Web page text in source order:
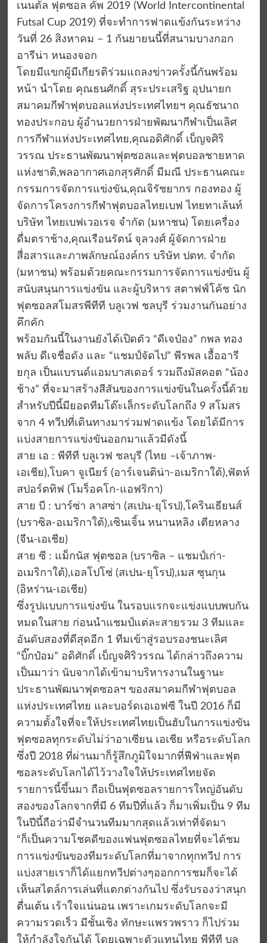
เนนตัล ฟุตซอล คัพ 2019 (World Intercontinental
Futsal Cup 2019) ที่จะทำการฟาดแข้งกันระหว่าง
วันที่ 26 สิงหาคม – 1 กันยายนนี้ที่สนามบางกอก
อารีน่า หนองจอก
โดยมีแขกผู้มีเกียรติร่วมแถลงข่าวครั้งนี้กันพร้อม
หน้า นำโดย คุณธนศักดิ์ สุระประเสริฐ อุปนายก
สมาคมกีฬาฟุตบอลแห่งประเทศไทยฯ คุณธัชนาถ
ทองประกอบ ผู้อำนวยการฝ่ายพัฒนากีฬาเป็นเลิศ
การกีฬาแห่งประเทศไทย,คุณอดิศักดิ์ เบ็ญจศิริ
วรรณ ประธานพัฒนาฟุตซอลและฟุตบอลชายหาด
แห่งชาติ,พลอากาศเอกสุรศักดิ์ มีมณี ประธานคณะ
กรรมการจัดการแข่งขัน,คุณจิรัชยากร กองทอง ผู้
จัดการโครงการกีฬาฟุตบอลไทยเบฟ ไทยทาเล้นท์
บริษัท ไทยเบฟเวอเรจ จำกัด (มหาชน) โดยเครื่อง
ดื่มตราช้าง,คุณเรือนรัตน์ จุลวงศ์ ผู้จัดการฝ่าย
สื่อสารและภาพลักษณ์องค์กร บริษัท ปตท. จำกัด
(มหาชน) พร้อมด้วยคณะกรรมการจัดการแข่งขัน ผู้
สนับสนุนการแข่งขัน และผู้บริหาร สตาฟฟ์โค้ช นัก
ฟุตซอลสโมสรพีทีที บลูเวฟ ชลบุรี ร่วมงานกันอย่าง
คึกคัก
พร้อมกันนี้ในงานยังได้เปิดตัว “ดีเจป๋อง” กพล ทอง
พลับ ดีเจชื่อดัง และ “แชมป์จัดไป” พีรพล เอื้ออารี
ยกุล เป็นแบรนด์แอมบาสเดอร์ รวมถึงมัสคอต “น้อง
ช้าง” ที่จะมาสร้างสีสันของการแข่งขันในครั้งนี้ด้วย
สำหรับปีนี้มียอดทีมโต๊ะเล็กระดับโลกถึง 9 สโมสร
จาก 4 ทวีปที่เดินทางมาร่วมฟาดแข้ง โดยได้มีการ
แบ่งสายการแข่งขันออกมาแล้วมีดังนี้
สาย เอ : พีทีที บลูเวฟ ชลบุรี (ไทย –เจ้าภาพ-
เอเชีย),โบคา จูเนียร์ (อาร์เจนติน่า-อเมริกาใต้),ฟัตห์
สปอร์ตทิฟ (โมร็อคโก-แอฟริกา)
สาย บี : บาร์ซ่า ลาสซ่า (สเปน-ยุโรป),โครินเธียนส์
(บราซิล-อเมริกาใต้),เซินเจิ้น หนานหลิง เตียหลาง
(จีน-เอเชีย)
สาย ซี : แม็กนัส ฟุตซอล (บราซิล – แชมป์เก่า-
อเมริกาใต้),เอลโปโซ่ (สเปน-ยุโรป),เมส ซุนกุน
(อิหร่าน-เอเชีย)
ซึ่งรูปแบบการแข่งขัน ในรอบแรกจะแข่งแบบพบกัน
หมดในสาย ก่อนนำแชมป์แต่ละสายรวม 3 ทีมและ
อันดับสองที่ดีสุดอีก 1 ทีมเข้าสู่รอบรองชนะเลิศ
“บิ๊กป๋อม” อดิศักดิ์ เบ็ญจศิริวรรณ ได้กล่าวถึงความ
เป็นมาว่า นับจากได้เข้ามาบริหารงานในฐานะ
ประธานพัฒนาฟุตซอลฯ ของสมาคมกีฬาฟุตบอล
แห่งประเทศไทย และบอร์ดเอเอฟซี ในปี 2016 ก็มี
ความตั้งใจที่จะให้ประเทศไทยเป็นฮับในการแข่งขัน
ฟุตซอลทุกระดับไม่ว่าอาเซียน เอเชีย หรือระดับโลก
ซึ่งปี 2018 ที่ผ่านมาก็รู้สึกภูมิใจมากที่ฟีฟ่าและฟุต
ซอลระดับโลกได้ไว้วางใจให้ประเทศไทยจัด
รายการนี้ขึ้นมา ถือเป็นฟุตซอลรายการใหญ่อันดับ
สองของโลกจากที่มี 6 ทีมปีที่แล้ว ก็มาเพิ่มเป็น 9 ทีม
ในปีนี้ถือว่ามีจำนวนทีมมากสุดแล้วเท่าที่จัดมา
“ก็เป็นความโชคดีของแฟนฟุตซอลไทยที่จะได้ชม
การแข่งขันของทีมระดับโลกที่มาจากทุกทวีป การ
แบ่งสายเราก็ได้แยกทวีปต่างๆออกการชมก็จะได้
เห็นสไตล์การเล่นที่แตกต่างกันไป ซึ่งรับรองว่าสนุก
ตื่นเต้น เร้าใจแน่นอน เพราะเกมระดับโลกจะมี
ความรวดเร็ว มีชั้นเชิง ทักษะแพรวพราว ก็ไปร่วม
ให้กำลังใจกันได้ โดยเฉพาะตัวแทนไทย พีทีที บลู